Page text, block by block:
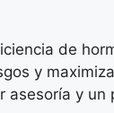
de
y
asesoría y un